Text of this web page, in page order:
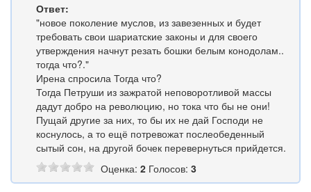
Ответ:
"новое поколение муслов, из завезенных и будет
требовать свои шариатские законы и для своего
утверждения начнут резать бошки белым конодолам..
тогда что?."
Ирена спросила Тогда что?
Тогда Петруши из зажратой неповоротливой массы
дадут добро на революцию, но тока что бы не они!
Пущай другие за них, то бы их не дай Господи не
коснулось, а то ещё потревожат послеобеденный
сытый сон, на другой бочек перевернуться прийдется.
Оценка: 2 Голосов: 3